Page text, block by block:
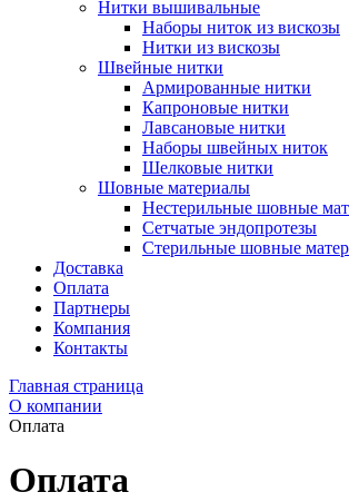
Нитки вышивальные
Наборы ниток из вискозы
Нитки из вискозы
Швейные нитки
Армированные нитки
Капроновые нитки
Лавсановые нитки
Наборы швейных ниток
Шелковые нитки
Шовные материалы
Нестерильные шовные
Сетчатые эндопротезы
Стерильные шовные
Доставка
Оплата
Партнеры
Компания
Контакты
Главная страница
О компании
Оплата
Оплата